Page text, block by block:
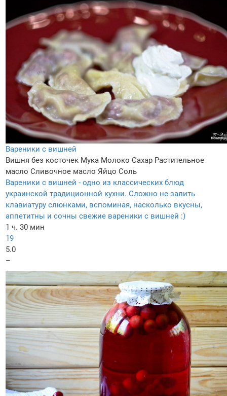
Вареники с вишней
Вишня без косточек Мука Молоко Сахар Растительное
масло Сливочное масло Яйцо Соль
Вареники с вишней - одно из классических блюд
украинской традиционной кухни. Сложно не залить
клавиатуру слюнками, вспоминая, насколько вкусны,
аппетитны и сочны свежие вареники с вишней :)
1 ч. 30 мин
19
5.0
–